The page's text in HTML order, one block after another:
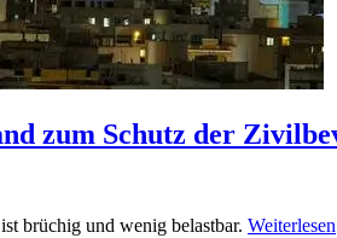
zum Schutz der
brüchig und wenig belastbar. Weiterlesen